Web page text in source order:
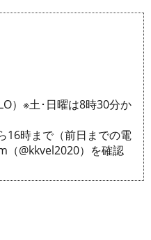
）※土･日曜は8時30分か
16時まで（前日までの電
（@kkvel2020）を確認